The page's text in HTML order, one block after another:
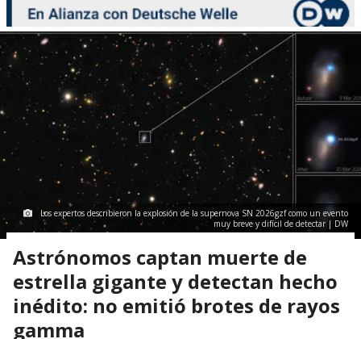
Los expertos describieron la explosión de la supernova SN 2026gzf como un evento
muy breve y difícil de detectar | DW
Astrónomos captan muerte de
estrella gigante y detectan hecho
inédito: no emitió brotes de rayos
gamma